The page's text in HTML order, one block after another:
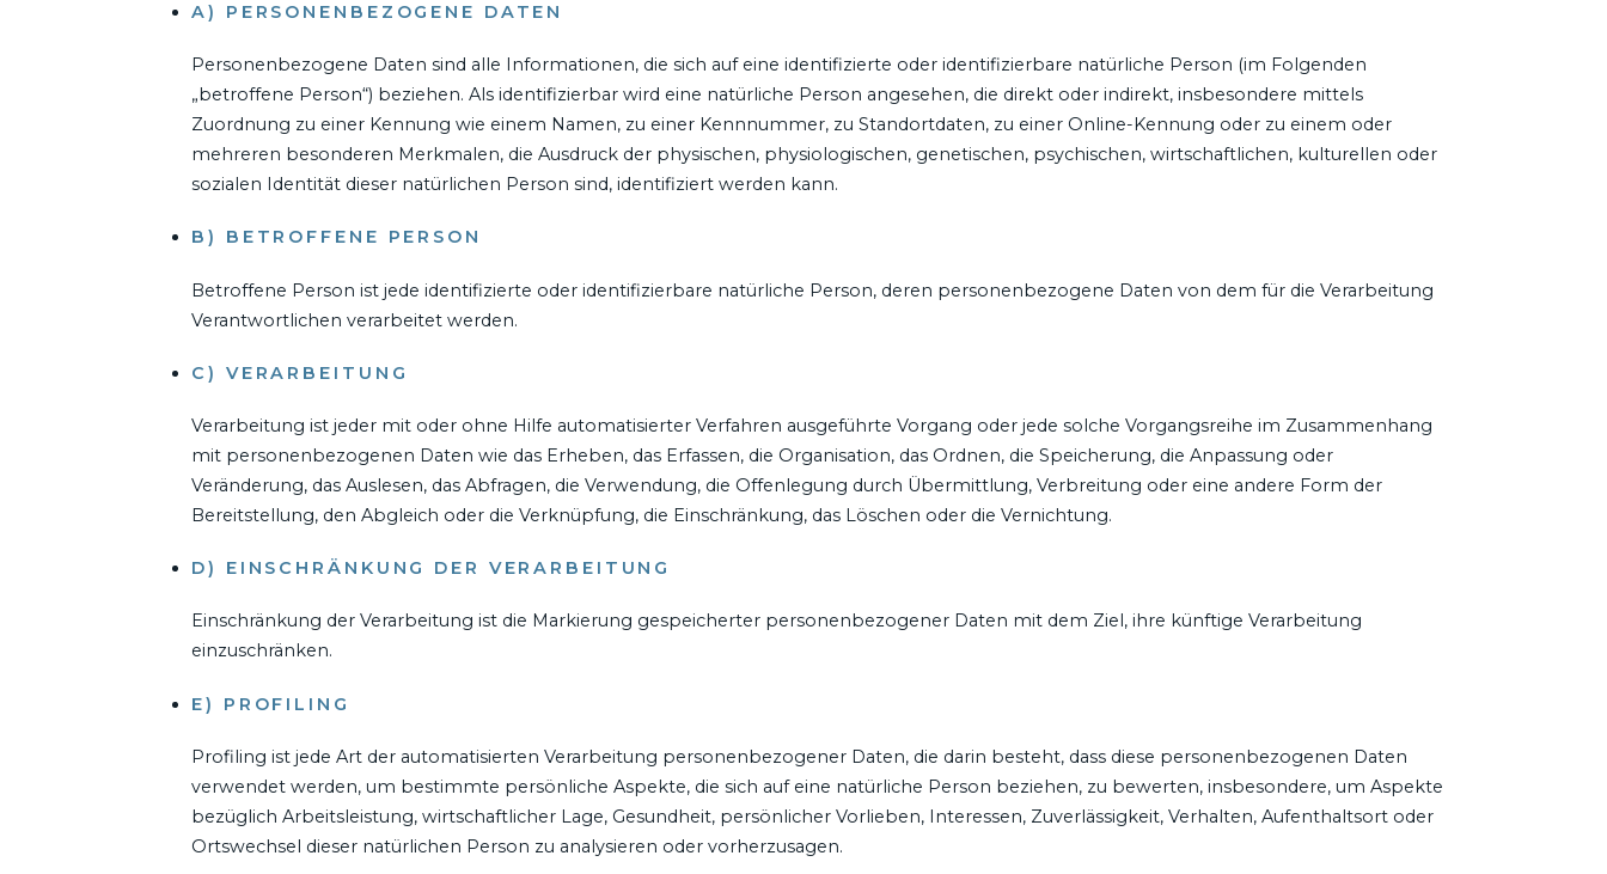
A) PERSONENBEZOGENE DATEN
Personenbezogene Daten sind alle Informationen, die sich auf eine identifizierte oder identifizierbare natürliche Person (im Folgenden
„betroffene Person“) beziehen. Als identifizierbar wird eine natürliche Person angesehen, die direkt oder indirekt, insbesondere mittels
Zuordnung zu einer Kennung wie einem Namen, zu einer Kennnummer, zu Standortdaten, zu einer Online-Kennung oder zu einem oder
mehreren besonderen Merkmalen, die Ausdruck der physischen, physiologischen, genetischen, psychischen, wirtschaftlichen, kulturellen oder
sozialen Identität dieser natürlichen Person sind, identifiziert werden kann.
B) BETROFFENE PERSON
Betroffene Person ist jede identifizierte oder identifizierbare natürliche Person, deren personenbezogene Daten von dem für die Verarbeitung
Verantwortlichen verarbeitet werden.
C) VERARBEITUNG
Verarbeitung ist jeder mit oder ohne Hilfe automatisierter Verfahren ausgeführte Vorgang oder jede solche Vorgangsreihe im Zusammenhang
mit personenbezogenen Daten wie das Erheben, das Erfassen, die Organisation, das Ordnen, die Speicherung, die Anpassung oder
Veränderung, das Auslesen, das Abfragen, die Verwendung, die Offenlegung durch Übermittlung, Verbreitung oder eine andere Form der
Bereitstellung, den Abgleich oder die Verknüpfung, die Einschränkung, das Löschen oder die Vernichtung.
D) EINSCHRÄNKUNG DER VERARBEITUNG
Einschränkung der Verarbeitung ist die Markierung gespeicherter personenbezogener Daten mit dem Ziel, ihre künftige Verarbeitung
einzuschränken.
E) PROFILING
Profiling ist jede Art der automatisierten Verarbeitung personenbezogener Daten, die darin besteht, dass diese personenbezogenen Daten
verwendet werden, um bestimmte persönliche Aspekte, die sich auf eine natürliche Person beziehen, zu bewerten, insbesondere, um Aspekte
bezüglich Arbeitsleistung, wirtschaftlicher Lage, Gesundheit, persönlicher Vorlieben, Interessen, Zuverlässigkeit, Verhalten, Aufenthaltsort oder
Ortswechsel dieser natürlichen Person zu analysieren oder vorherzusagen.